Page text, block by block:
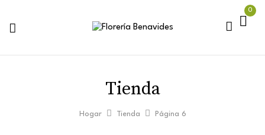
0
Tienda
Hogar Tienda Página 6